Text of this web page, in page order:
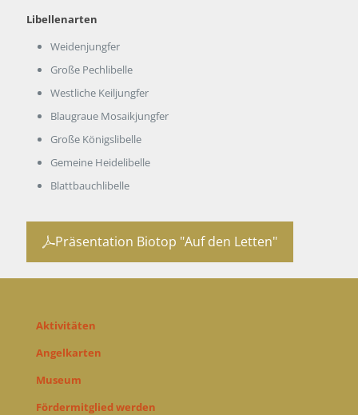
Libellenarten
Weidenjungfer
Große Pechlibelle
Westliche Keiljungfer
Blaugraue Mosaikjungfer
Große Königslibelle
Gemeine Heidelibelle
Blattbauchlibelle
Präsentation Biotop "Auf den Letten"
Aktivitäten
Angelkarten
Museum
Fördermitglied werden